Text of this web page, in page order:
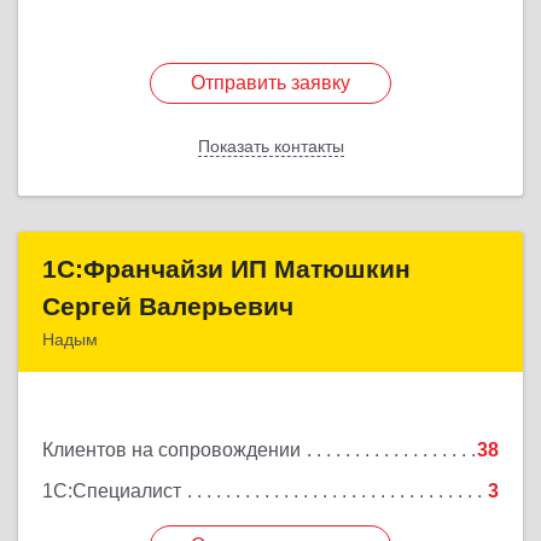
Отправить заявку
Показать контакты
Отправить заявку
Назад
1С:Франчайзи ИП Матюшкин
Сергей Валерьевич
Надым
Клиентов на сопровождении
38
1С:Специалист
3
1С:Франчайзи ИП Матюшкин
Сергей Валерьевич
Подробнее